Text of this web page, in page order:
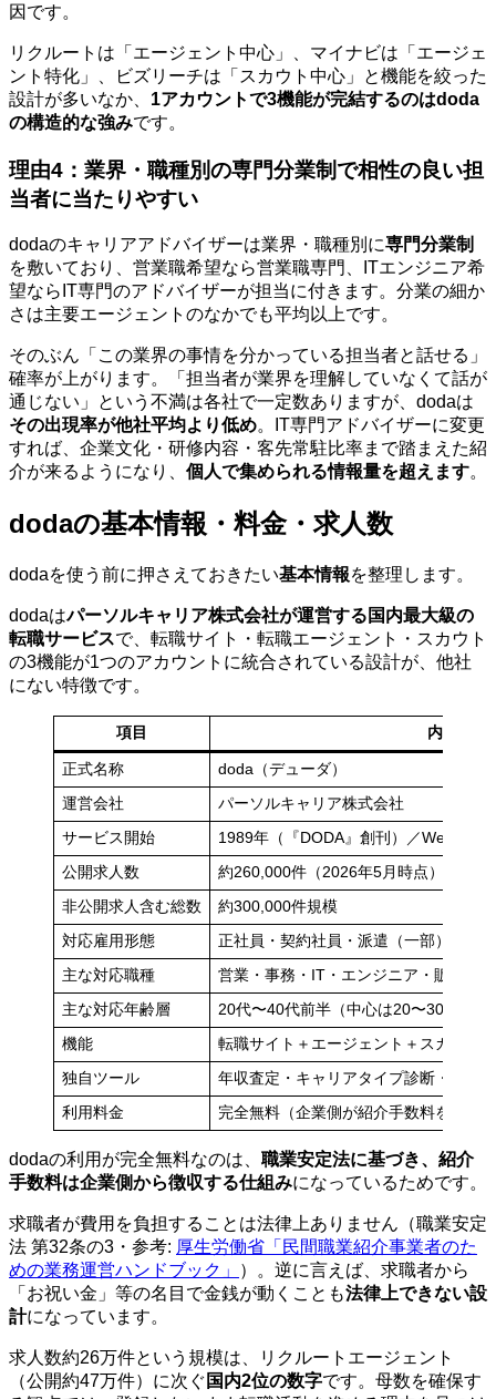
因です。
リクルートは「エージェント中心」、マイナビは「エージェ
ント特化」、ビズリーチは「スカウト中心」と機能を絞った
設計が多いなか、 1アカウントで3機能が完結するのはdoda
の構造的な強みです。
理由4：業界・職種別の専門分業制で相性の良い担
当者に当たりやすい
dodaのキャリアアドバイザーは業界・職種別に専門分業制
を敷いており、営業職希望なら営業職専門、ITエンジニア希
望ならIT専門のアドバイザーが担当に付きます。分業の細か
さは主要エージェントのなかでも平均以上です。
そのぶん「この業界の事情を分かっている担当者と話せる」
確率が上がります。「担当者が業界を理解していなくて話が
通じない」という不満は各社で一定数ありますが、dodaは
その出現率が他社平均より低め。IT専門アドバイザーに変更
すれば、企業文化・研修内容・客先常駐比率まで踏まえた紹
介が来るようになり、 個人で集められる情報量を超えます。
dodaの基本情報・料金・求人数
dodaを使う前に押さえておきたい基本情報を整理します。
dodaはパーソルキャリア株式会社が運営する国内最大級の
転職サービスで、転職サイト・転職エージェント・スカウト
の3機能が1つのアカウントに統合されている設計が、他社
にない特徴です。
項目 内容
正式名称 doda（デューダ）
運営会社 パーソルキャリア株式会社
サービス開始 1989年（『DODA』創刊）／Web版は
公開求人数 約260,000件（2026年5月時点）
非公開求人含む総数 約300,000件規模
対応雇用形態 正社員・契約社員・派遣（一部）
主な対応職種 営業・事務・IT・エンジニア・販売・
主な対応年齢層 20代〜40代前半（中心は20〜30代）
機能 転職サイト＋エージェント＋スカウト
独自ツール 年収査定・キャリアタイプ診断・合格
利用料金 完全無料（企業側が紹介手数料を負担）
dodaの利用が完全無料なのは、 職業安定法に基づき、紹介
手数料は企業側から徴収する仕組みになっているためです。
求職者が費用を負担することは法律上ありません（職業安定
法 第32条の3・参考: 厚生労働省「民間職業紹介事業者のた
めの業務運営ハンドブック」
）。逆に言えば、求職者から
「お祝い金」等の名目で金銭が動くことも法律上できない設
計になっています。
求人数約26万件という規模は、リクルートエージェント
（公開約47万件）に次ぐ 国内2位の数字です。母数を確保す